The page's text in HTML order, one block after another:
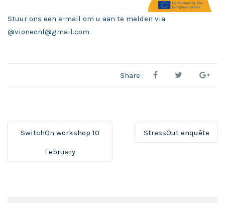
Stuur ons een e-mail om u aan te melden via
@vionecnl@gmail.com
Share :
SwitchOn workshop 10
February
StressOut enquête